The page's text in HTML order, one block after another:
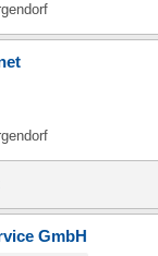
GmbH